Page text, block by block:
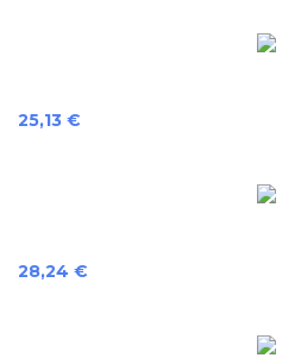
Precio
25,13 €
Precio
28,24 €